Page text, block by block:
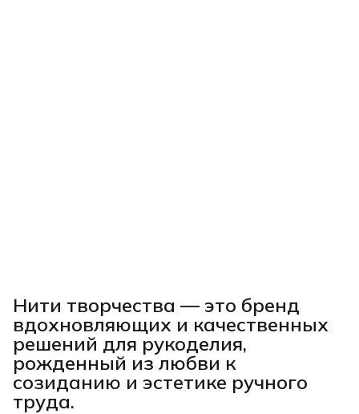
Нити творчества — это бренд
вдохновляющих и качественных
решений для рукоделия,
рожденный из любви к
созиданию и эстетике ручного
труда.